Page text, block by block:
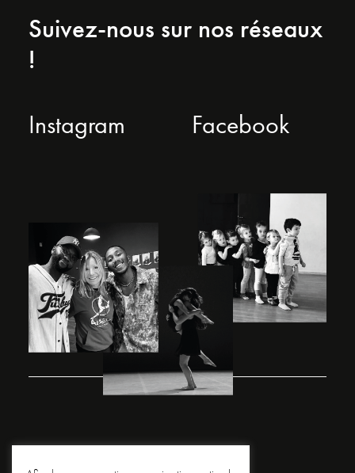
Suivez-nous sur nos réseaux
!
Instagram Facebook